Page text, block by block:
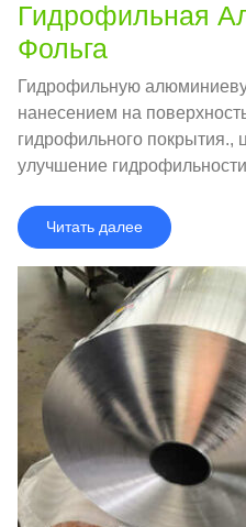
Гидрофильная
Фольга
Гидрофильную
нанесением на
гидрофильного покрытия.,
улучшение
имеет более высокую
и коррозионную стойкость.
Читать далее